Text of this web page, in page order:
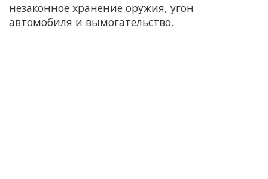
незаконное хранение оружия, угон
автомобиля и вымогательство.